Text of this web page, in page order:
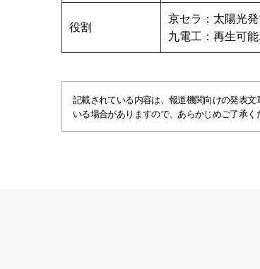
役割
京セラ：太陽光
九電工：再生可
記載されている内容は、報道機関向けの発表
いる場合がありますので、あらかじめご了承く